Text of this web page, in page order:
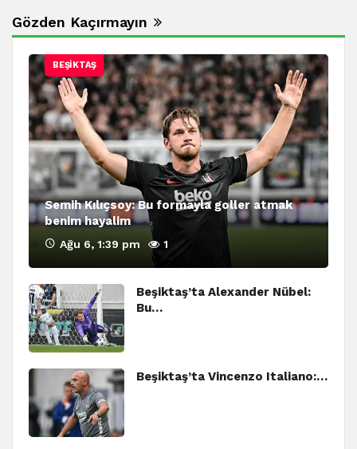
Gözden Kaçırmayın
BEŞIKTAŞ
Semih Kılıçsoy: Bu formayla goller atmak
benim hayalim
Ağu 6, 1:39 pm 1
Beşiktaş’ta Alexander Nübel:
Bu…
Beşiktaş’ta Vincenzo Italiano:…